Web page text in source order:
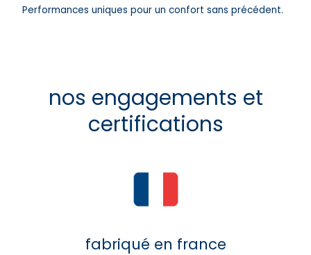
Performances uniques pour un confort sans précédent.
nos engagements et
certifications
fabriqué en france